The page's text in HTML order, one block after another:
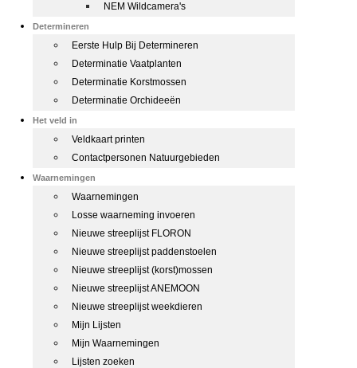
NEM Wildcamera's
Determineren
Eerste Hulp Bij Determineren
Determinatie Vaatplanten
Determinatie Korstmossen
Determinatie Orchideeën
Het veld in
Veldkaart printen
Contactpersonen Natuurgebieden
Waarnemingen
Waarnemingen
Losse waarneming invoeren
Nieuwe streeplijst FLORON
Nieuwe streeplijst paddenstoelen
Nieuwe streeplijst (korst)mossen
Nieuwe streeplijst ANEMOON
Nieuwe streeplijst weekdieren
Mijn Lijsten
Mijn Waarnemingen
Lijsten zoeken